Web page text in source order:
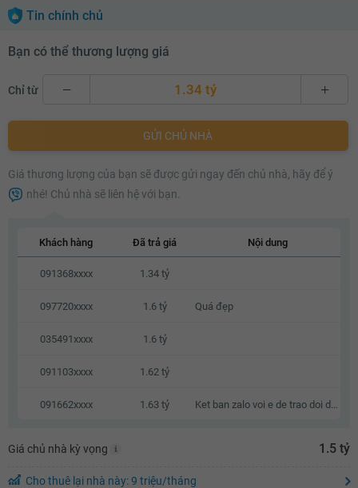
Tin chính chủ
Bạn có thể thương lượng giá
Chỉ từ 1.34 tỷ
1.38 tỷ
1.44 tỷ
1.54 tỷ
GỬI CHỦ NHÀ
Giá thương lượng của bạn sẽ được gửi ngay đến chủ nhà, hãy để ý
nhé! Chủ nhà sẽ liên hệ với bạn.
Khách hàng Đã trả giá Nội dung
091368xxxx 1.34 tỷ
097720xxxx 1.6 tỷ Quá đẹp
035491xxxx 1.6 tỷ
091103xxxx 1.62 tỷ
091662xxxx 1.63 tỷ
Giá chủ nhà kỳ vọng 1.5 tỷ
Cho thuê lại nhà này: 9 triệu/tháng